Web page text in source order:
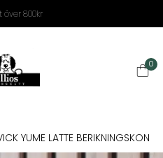
över 800kr
0
YUME LATTE BERIKNINGSKON